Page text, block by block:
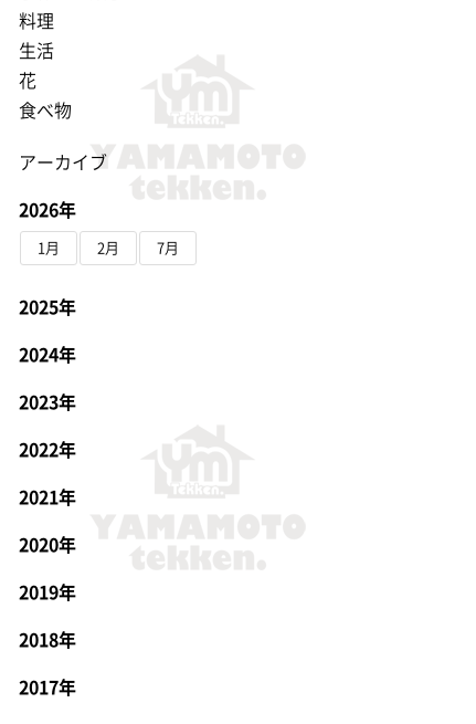
料理
生活
花
食べ物
アーカイブ
2026年
1月 2月 7月
2025年
2024年
2023年
2022年
2021年
2020年
2019年
2018年
2017年